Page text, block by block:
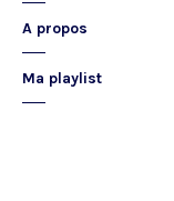
A propos
Ma playlist